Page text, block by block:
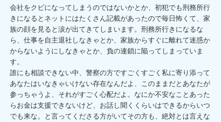
会社をクビになってしまうのではないかとか、初犯でも刑務所行
きになるとネットにはたくさん記載があったので毎日怖くて、家
族の顔を見ると涙が出てきてしまいます。刑務所行きになるな
ら、仕事を自主退社しなきゃとか、家族からすぐに離れて迷惑か
からないようにしなきゃとか、負の連鎖に陥ってしまっていま
す。
誰にも相談できない中、警察の方ですごくすごく私に寄り添って
あなたはいなきゃいけない存在なんだよ、このままだとあなたが
参っちゃうよ、それがすごく心配だよ。なにか不安なことあった
らお金は支援できないけど、お話し聞くくらいはできるからいつ
でも来な。と言ってくださる方がいてその方も、絶対とは言えな